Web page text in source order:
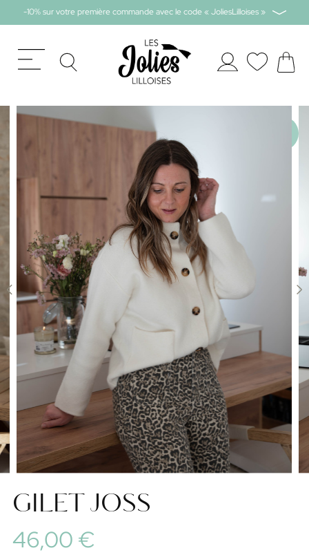
-10% sur votre première commande avec le code « JoliesLilloises »
GILET JOSS
46,00 €